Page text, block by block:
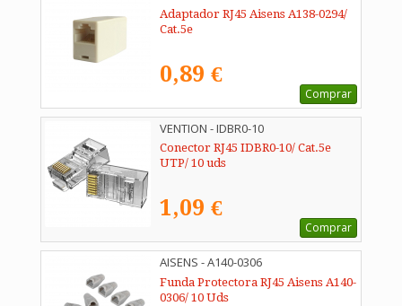
Adaptador RJ45 Aisens A138-0294/
Cat.5e
0,89 €
Comprar
VENTION - IDBR0-10
Conector RJ45 IDBR0-10/ Cat.5e
UTP/ 10 uds
1,09 €
Comprar
AISENS - A140-0306
Funda Protectora RJ45 Aisens A140-
0306/ 10 Uds